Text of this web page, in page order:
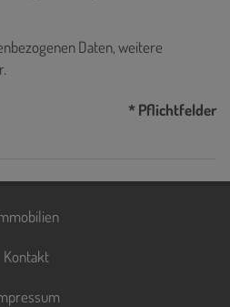
Daten, weitere
.
* Pflichtfelder
Kontakt